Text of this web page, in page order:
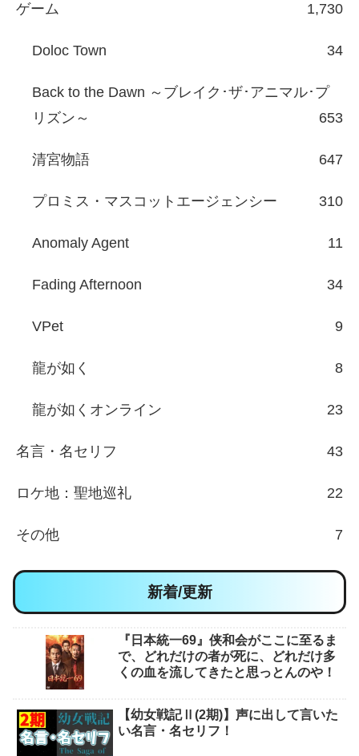
ゲーム 1,730
Doloc Town 34
Back to the Dawn ～ブレイク･ザ･アニマル･プ
リズン～
653
清宮物語 647
プロミス・マスコットエージェンシー 310
Anomaly Agent 11
Fading Afternoon 34
VPet 9
龍が如く 8
龍が如くオンライン 23
名言・名セリフ 43
ロケ地：聖地巡礼 22
その他 7
新着/更新
『日本統一69』侠和会がここに至るま
で、どれだけの者が死に、どれだけ多
くの血を流してきたと思っとんのや！
【幼女戦記Ⅱ(2期)】声に出して言いた
い名言・名セリフ！